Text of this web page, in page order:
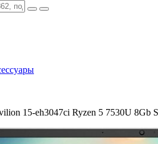
15-eh3047ci Ryzen 5 7530U